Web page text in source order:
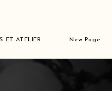
ET ATELIER New Page